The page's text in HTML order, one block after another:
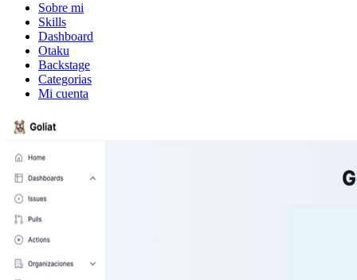
Sobre mi
Skills
Dashboard
Otaku
Backstage
Categorias
Mi cuenta